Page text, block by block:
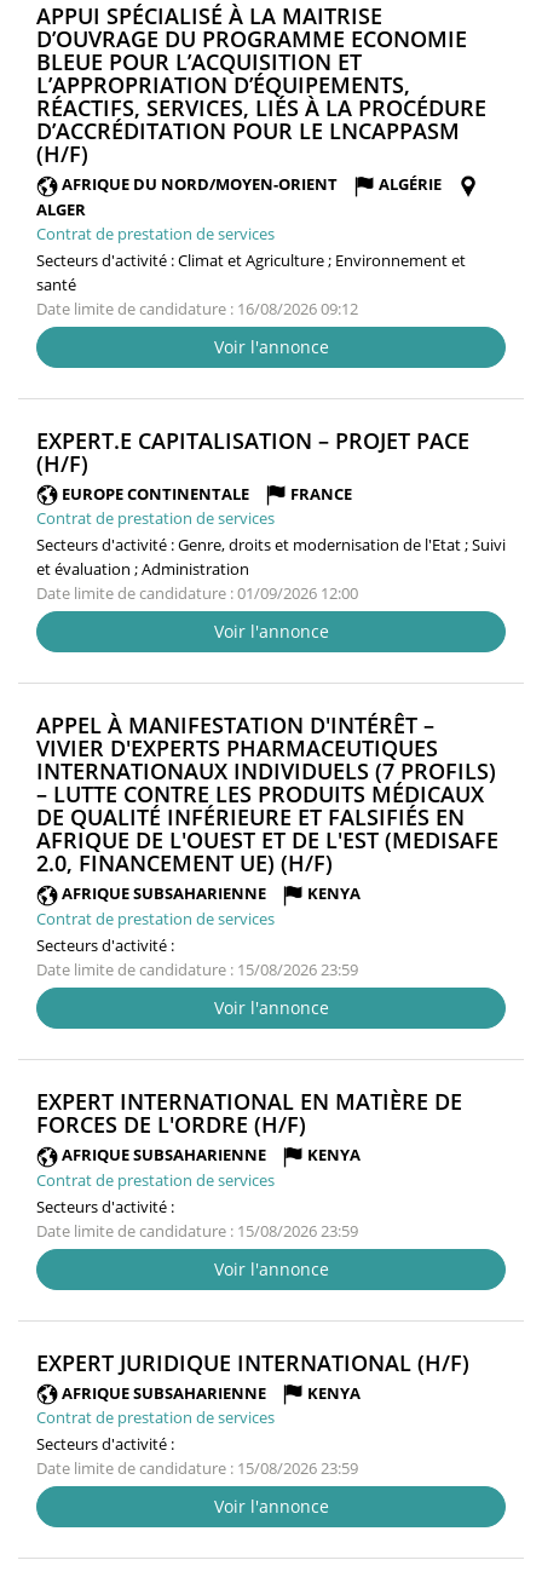
APPUI SPÉCIALISÉ À LA MAITRISE
D’OUVRAGE DU PROGRAMME ECONOMIE
BLEUE POUR L’ACQUISITION ET
L’APPROPRIATION D’ÉQUIPEMENTS,
RÉACTIFS, SERVICES, LIÉS À LA PROCÉDURE
D’ACCRÉDITATION POUR LE LNCAPPASM
(H/F)
FENÊTRE)
AFRIQUE DU NORD/MOYEN-ORIENT
ALGÉRIE
ALGER
Contrat de prestation de services
Secteurs d'activité :Climat et Agriculture ; Environnement et
santé
Date limite de candidature : 16/08/2026 09:12
Voir l'annonce
EXPERT.E CAPITALISATION – PROJET PACE
(H/F)
FENÊTRE)
EUROPE CONTINENTALE
FRANCE
Contrat de prestation de services
Secteurs d'activité :Genre, droits et modernisation de l'Etat ; Suivi
et évaluation ; Administration
Date limite de candidature : 01/09/2026 12:00
Voir l'annonce
APPEL À MANIFESTATION D'INTÉRÊT –
VIVIER D'EXPERTS PHARMACEUTIQUES
INTERNATIONAUX INDIVIDUELS (7 PROFILS)
– LUTTE CONTRE LES PRODUITS MÉDICAUX
DE QUALITÉ INFÉRIEURE ET FALSIFIÉS EN
AFRIQUE DE L'OUEST ET DE L'EST (MEDISAFE
2.0, FINANCEMENT UE) (H/F) (NOUVELLE
FENÊTRE)
AFRIQUE SUBSAHARIENNE
KENYA
Contrat de prestation de services
Secteurs d'activité :
Date limite de candidature : 15/08/2026 23:59
Voir l'annonce
EXPERT INTERNATIONAL EN MATIÈRE DE
FORCES DE L'ORDRE (H/F)
FENÊTRE)
AFRIQUE SUBSAHARIENNE
KENYA
Contrat de prestation de services
Secteurs d'activité :
Date limite de candidature : 15/08/2026 23:59
Voir l'annonce
EXPERT JURIDIQUE INTERNATIONAL (H/F)
AFRIQUE SUBSAHARIENNE
KENYA
Contrat de prestation de services
Secteurs d'activité :
Date limite de candidature : 15/08/2026 23:59
Voir l'annonce